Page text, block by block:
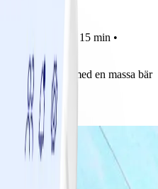
15 min •
Servera den med en massa bär